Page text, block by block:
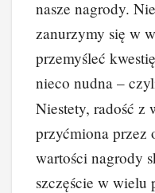
nasze nagrody.
zanurzymy się w
przemyśleć
nieco nudna –
Niestety, radość z
przyćmiona przez
wartości nagrody
szczęście w wielu